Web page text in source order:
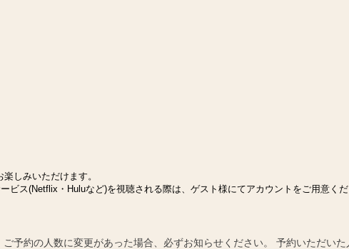
しみいただけます。
ビス(Netflix・Huluなど)を視聴される際は、ゲスト様にてアカウントをご用意くだ
予約の人数に変更があった場合、必ずお知らせください。 予約いただい